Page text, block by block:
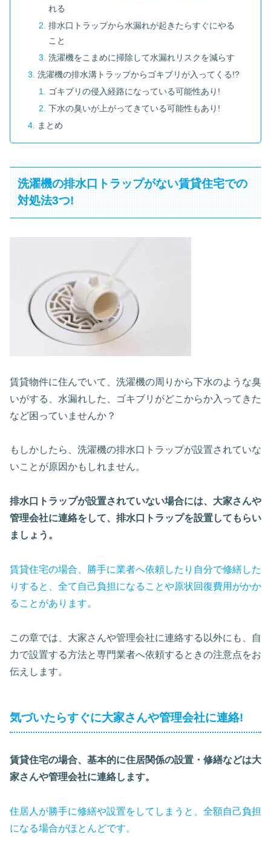
れる
排水口トラップから水漏れが起きたらすぐにやる
こと
洗濯機をこまめに掃除して水漏れリスクを減らす
洗濯機の排水溝トラップからゴキブリが入ってくる!?
ゴキブリの侵入経路になっている可能性あり!
下水の臭いが上がってきている可能性もあり!
まとめ
洗濯機の排水口トラップがない賃貸住宅での
対処法3つ!
賃貸物件に住んでいて、洗濯機の周りから下水のような臭
いがする、水漏れした、ゴキブリがどこからか入ってきた
など困っていませんか？
もしかしたら、洗濯機の排水口トラップが設置されていな
いことが原因かもしれません。
排水口トラップが設置されていない場合には、大家さんや
管理会社に連絡をして、排水口トラップを設置してもらい
ましょう。
賃貸住宅の場合、勝手に業者へ依頼したり自分で修繕した
りすると、全て自己負担になることや原状回復費用がかか
ることがあります。
この章では、大家さんや管理会社に連絡する以外にも、自
力で設置する方法と専門業者へ依頼するときの注意点をお
伝えします。
気づいたらすぐに大家さんや管理会社に連絡!
賃貸住宅の場合、基本的に住居関係の設置・修繕などは大
家さんや管理会社に連絡します。
住居人が勝手に修繕や設置をしてしまうと、全額自己負担
になる場合がほとんどです。